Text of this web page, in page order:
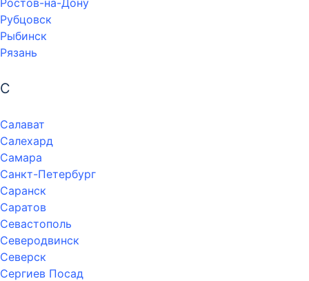
Ростов-на-Дону
Рубцовск
Рыбинск
Рязань
С
Салават
Салехард
Самара
Санкт-Петербург
Саранск
Саратов
Севастополь
Северодвинск
Северск
Сергиев Посад